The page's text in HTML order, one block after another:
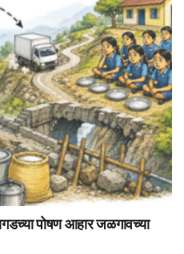
पोषण आहार जळगावच्या